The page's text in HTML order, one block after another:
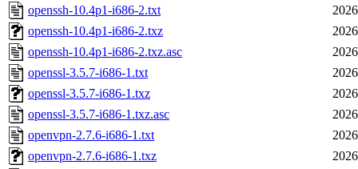
openssh-10.4p1-i686-2.txt
openssh-10.4p1-i686-2.txz
openssh-10.4p1-i686-2.txz.asc
openssl-3.5.7-i686-1.txt
openssl-3.5.7-i686-1.txz
openssl-3.5.7-i686-1.txz.asc
openvpn-2.7.6-i686-1.txt
openvpn-2.7.6-i686-1.txz